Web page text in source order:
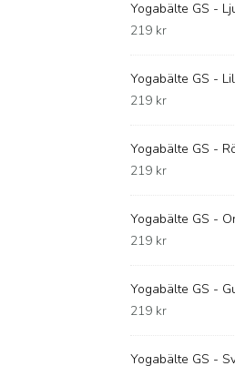
Yogabälte GS -
219 kr
Yogabälte GS -
219 kr
Yogabälte GS -
219 kr
Yogabälte GS -
219 kr
Yogabälte GS -
219 kr
Yogabälte GS -